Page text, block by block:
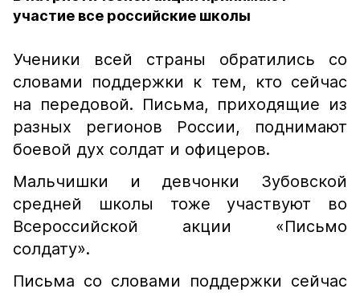
участие все российские школы
Ученики всей страны обратились со
словами поддержки к тем, кто сейчас
на передовой. Письма, приходящие из
разных регионов России, поднимают
боевой дух солдат и офицеров.
Мальчишки и девчонки Зубовской
средней школы тоже участвуют во
Всероссийской акции «Письмо
солдату».
Письма со словами поддержки сейчас